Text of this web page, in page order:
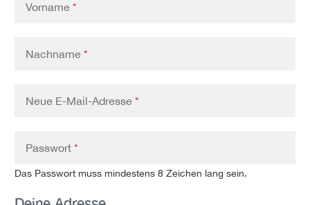
Vorname *
Nachname *
Neue E-Mail-Adresse *
Passwort *
Das Passwort muss mindestens 8 Zeichen lang sein.